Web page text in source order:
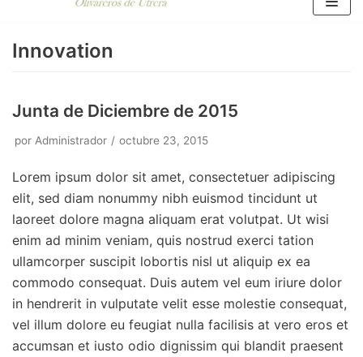
contenido
Innovation
Junta de Diciembre de 2015
por Administrador octubre 23, 2015
Lorem ipsum dolor sit amet, consectetuer adipiscing
elit, sed diam nonummy nibh euismod tincidunt ut
laoreet dolore magna aliquam erat volutpat. Ut wisi
enim ad minim veniam, quis nostrud exerci tation
ullamcorper suscipit lobortis nisl ut aliquip ex ea
commodo consequat. Duis autem vel eum iriure dolor
in hendrerit in vulputate velit esse molestie consequat,
vel illum dolore eu feugiat nulla facilisis at vero eros et
accumsan et iusto odio dignissim qui blandit praesent